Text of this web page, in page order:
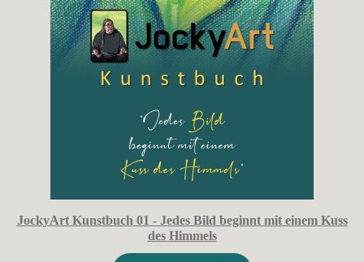
JockyArt Kunstbuch 01 - Jedes Bild beginnt mit einem Kuss
des Himmels